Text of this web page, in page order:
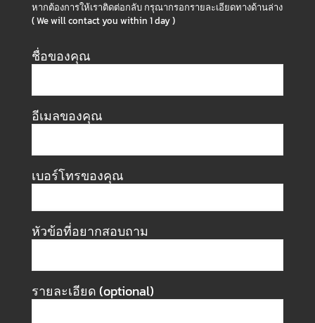
หากต้องการให้เราติดต่อกลับ กรุณากรอกรายละเอียดทางด้านล่าง
( We will contact you within 1 day )
ชื่อของคุณ
อีเมลของคุณ
เบอร์โทรของคุณ
หัวข้อที่อยากสอบถาม
รายละเอียด (optional)